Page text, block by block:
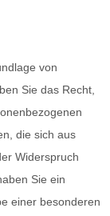
von
Sie das Recht,
die sich aus
Widerspruch
Sie ein
einer besonderen